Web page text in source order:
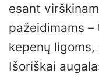
esant
pažeidimams
kepenų
Išoriškai